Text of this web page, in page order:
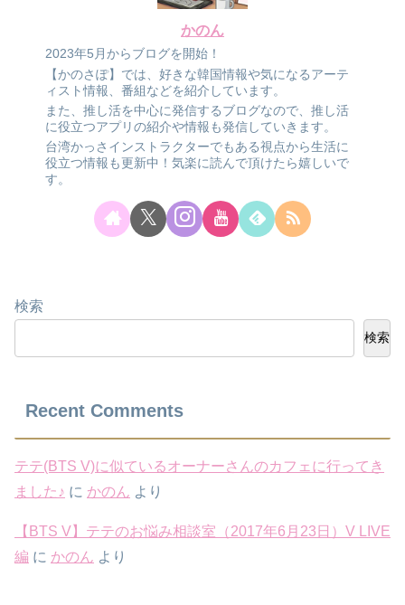
かのん
2023年5月からブログを開始！
【かのさぽ】では、好きな韓国情報や気になるアーテ
ィスト情報、番組などを紹介しています。
また、推し活を中心に発信するブログなので、推し活
に役立つアプリの紹介や情報も発信していきます。
台湾かっさインストラクターでもある視点から生活に
役立つ情報も更新中！気楽に読んで頂けたら嬉しいで
す。
検索
検索
Recent Comments
テテ(BTS V)に似ているオーナーさんのカフェに行ってき
ました♪ に かのん より
【BTS V】テテのお悩み相談室（2017年6月23日）V LIVE
編 に かのん より